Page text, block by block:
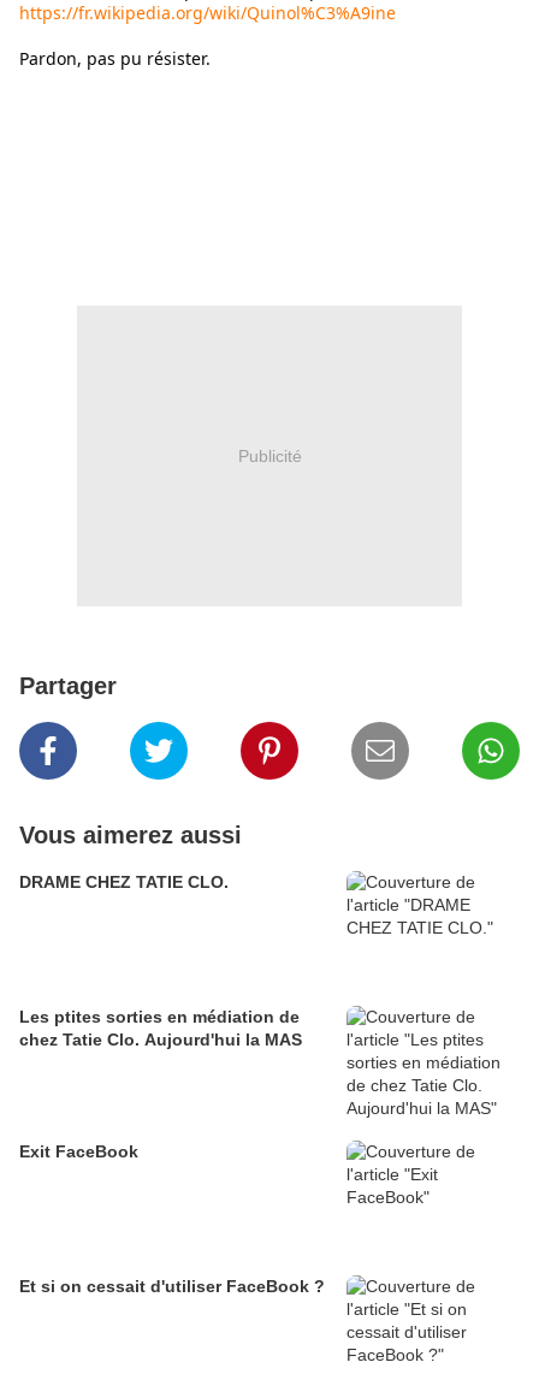
https://fr.wikipedia.org/wiki/Quinol%C3%A9ine
Pardon, pas pu résister.
Publicité
Partager
Vous aimerez aussi
DRAME CHEZ TATIE CLO.
Les ptites sorties en médiation de
chez Tatie Clo. Aujourd'hui la MAS
Exit FaceBook
Et si on cessait d'utiliser FaceBook ?